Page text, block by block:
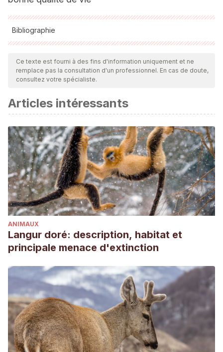
Bibliographie
Toutes les sources citées ont été examinées en profondeur
par notre équipe pour garantir leur qualité, leur fiabilité, leur
actualité et leur validité. La bibliographie de cet article a été
ou scientifique
Ebensperger, L. A. (2000).Dustbathing and intra-sexual
communication of social degus, Octodon degus
(Rodentia:Octodontidae). SciELO.
https://scielo.conicyt.cl/scielo.php?
script=sci_abstract&pid=S0716-
078X2000000200011&lng=es&nrm=iso
Long, C. V. (2007). Vocalisations of the degu Octodon
degus, a social caviomorph rodent.Bioacoustics,16(3),
223-244.
Quispe Valdés, R. (2006). Variación geográfica en las
conductas de forrajeo asociadas al almacenamiento de
alimento en Octodon degus.
Ce texte est fourni à des fins d'information uniquement et ne
remplace pas la consultation d'un professionnel. En cas de doute,
consultez votre spécialiste.
Articles intéressants
ANIMAUX
Langur doré: description, habitat et
principale menace d'extinction